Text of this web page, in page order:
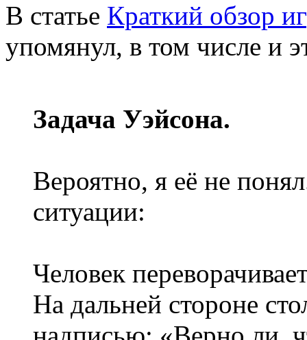
В статье Краткий обзор
упомянул, в том числе и
Задача Уэйсона.
Вероятно, я её не
ситуации:
Человек
На дальней стороне